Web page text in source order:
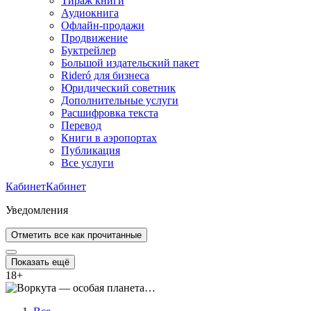
Аудиокнига
Офлайн-продажи
Продвижение
Буктрейлер
Большой издательский пакет
Rideró для бизнеса
Юридический советник
Дополнительные услуги
Расшифровка текста
Перевод
Книги в аэропортах
Публикация
Все услуги
КабинетКабинет
Уведомления
Отметить все как прочитанные
Показать ещё
18+